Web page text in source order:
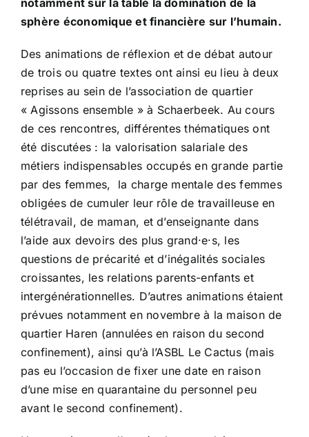
notamment sur la table la domination de la
sphère économique et financière sur l’humain.
Des animations de réflexion et de débat autour
de trois ou quatre textes ont ainsi eu lieu à deux
reprises au sein de l’association de quartier
« Agissons ensemble » à Schaerbeek. Au cours
de ces rencontres, différentes thématiques ont
été discutées : la valorisation salariale des
métiers indispensables occupés en grande partie
par des femmes, la charge mentale des femmes
obligées de cumuler leur rôle de travailleuse en
télétravail, de maman, et d’enseignante dans
l’aide aux devoirs des plus grand·e·s, les
questions de précarité et d’inégalités sociales
croissantes, les relations parents-enfants et
intergénérationnelles. D’autres animations étaient
prévues notamment en novembre à la maison de
quartier Haren (annulées en raison du second
confinement), ainsi qu’à l’ASBL Le Cactus (mais
pas eu l’occasion de fixer une date en raison
d’une mise en quarantaine du personnel peu
avant le second confinement).